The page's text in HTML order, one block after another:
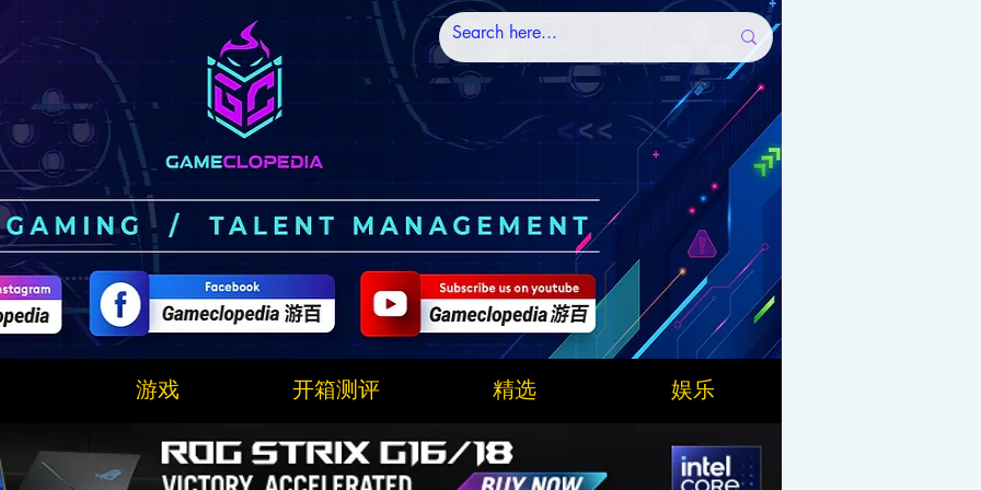
游戏 开箱测评 精选 娱乐